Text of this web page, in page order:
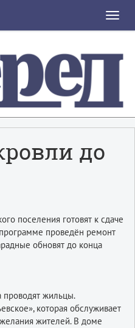
Toggle
до
поселения готовят к сдаче
проведён ремонт
обновят до конца
жильцы.
которая обслуживает
жителей. В доме